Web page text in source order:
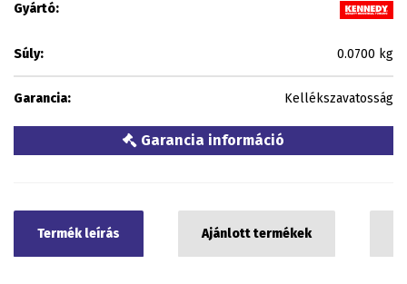
Gyártó:
Súly: 0.0700 kg
Garancia: Kellékszavatosság
Garancia információ
Termék leírás Ajánlott termékek